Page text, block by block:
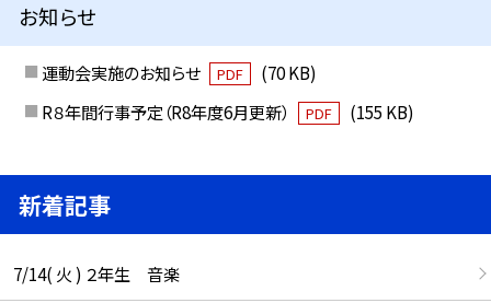
お知らせ
運動会実施のお知らせ PDF
(70 KB)
R８年間行事予定（R8年度6月更新）
PDF (155 KB)
新着記事
7/14( 火 ) ２年生 音楽